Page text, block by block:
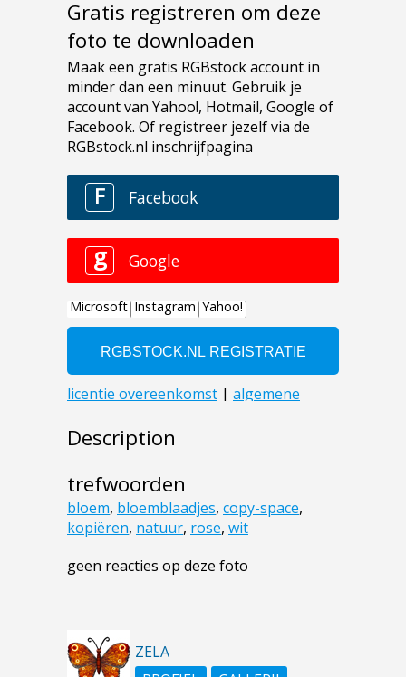
Gratis registreren om deze
foto te downloaden
Description
trefwoorden
bloem, bloemblaadjes, copy-space,
kopiëren, natuur, rose, wit
geen reacties op deze foto
ZELA